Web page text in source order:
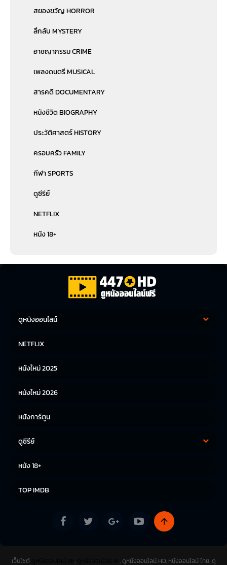
สยองขวัญ HORROR
ลึกลับ MYSTERY
อาชญากรรม CRIME
เพลงดนตรี MUSICAL
สารคดี DOCUMENTARY
หนังชีวิต BIOGRAPHY
ประวัติศาสตร์ HISTORY
ครอบครัว FAMILY
กีฬา SPORTS
ดูซีรีย์
NETFLIX
หนัง 18+
ดูหนังออนไลน์
หนังญี่ปุ่น
NETFLIX
หนังใหม่ 2025
หนังใหม่ 2026
หนังการ์ตูน
ดูซีรีย์
หนัง 18+
TOP IMDB
เว็บไซต์ , , ดูหนังออนไลน์ HD, หนังออนไลน์ ไทย, ดู